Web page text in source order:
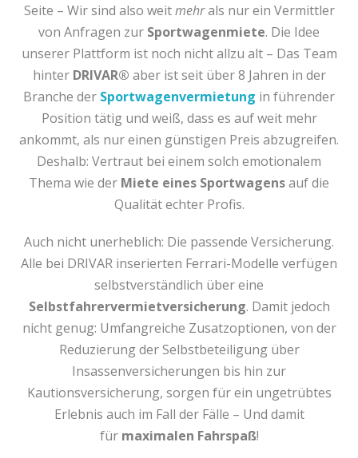
Seite – Wir sind also weitmehrals nur ein Vermittler
von Anfragen zur Sportwagenmiete. Die Idee
unserer Plattform ist noch nicht allzu alt – Das Team
hinter DRIVAR® aber ist seit über 8 Jahren in der
Branche der Sportwagenvermietung in führender
Position tätig und weiß, dass es auf weit mehr
ankommt, als nur einen günstigen Preis abzugreifen.
Deshalb: Vertraut bei einem solch emotionalem
Thema wie der Miete eines Sportwagensauf die
Qualität echter Profis.
Auch nicht unerheblich: Die passende Versicherung.
Alle bei DRIVAR inserierten Ferrari-Modelle verfügen
selbstverständlich über eine
Selbstfahrervermietversicherung. Damit jedoch
nicht genug: Umfangreiche Zusatzoptionen, von der
Reduzierung der Selbstbeteiligung über
Insassenversicherungen bis hin zur
Kautionsversicherung, sorgen für ein ungetrübtes
Erlebnis auch im Fall der Fälle – Und damit
für maximalen Fahrspaß!